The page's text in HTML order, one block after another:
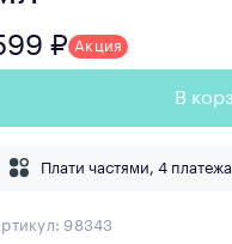
₽ Акция
В
Плати частями, 4
98343